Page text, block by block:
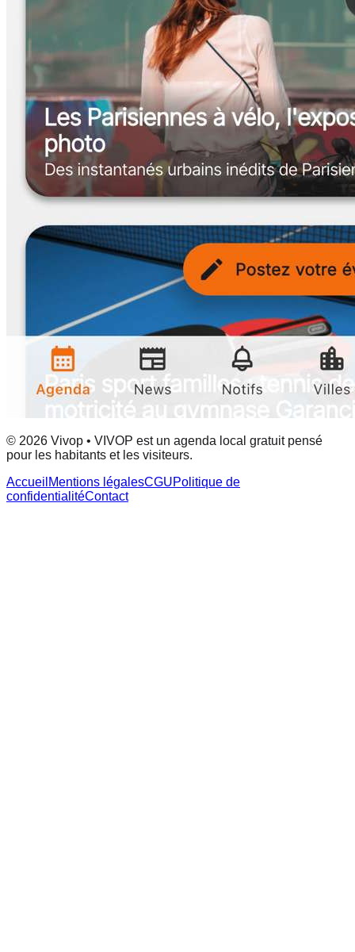
© 2026 Vivop • VIVOP est un agenda local gratuit pensé
pour les habitants et les visiteurs.
Accueil Mentions légalesCGUPolitique de
confidentialitéContact